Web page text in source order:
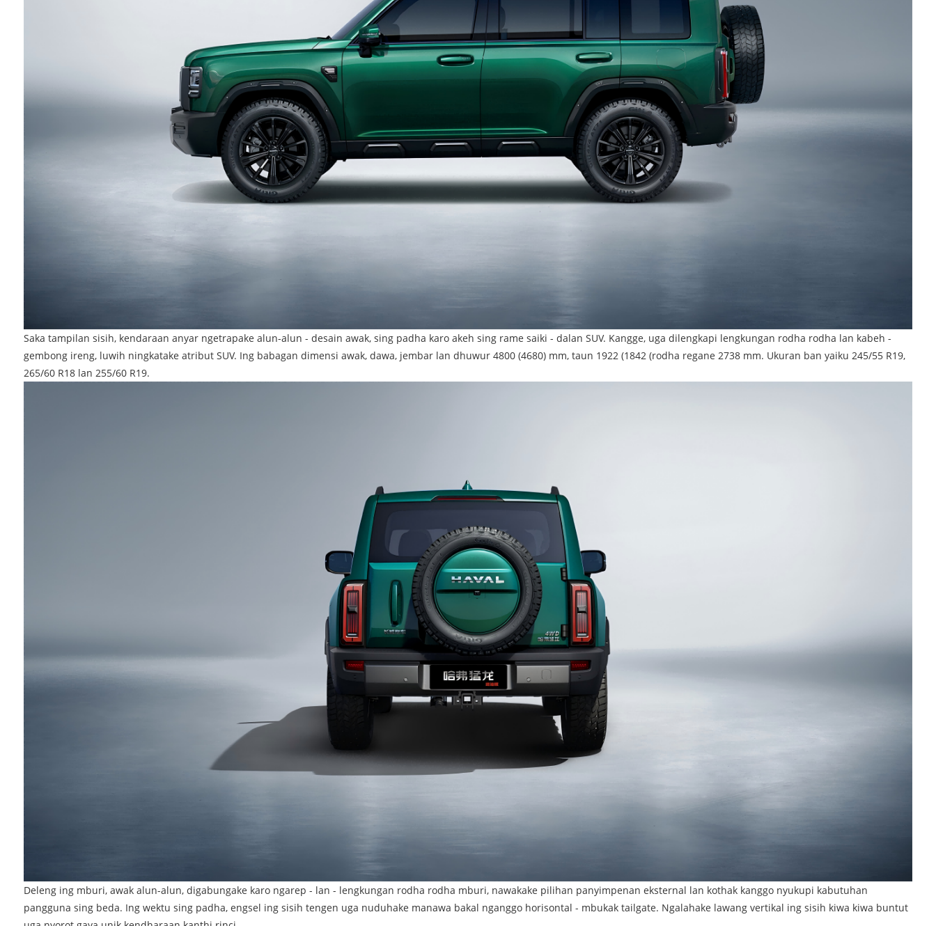
Saka tampilan sisih, kendaraan anyar ngetrapake alun-alun - desain awak, sing padha karo akeh sing rame saiki - dalan SUV. Kangge, uga dilengkapi lengkungan rodha rodha lan kabeh -
gembong ireng, luwih ningkatake atribut SUV. Ing babagan dimensi awak, dawa, jembar lan dhuwur 4800 (4680) mm, taun 1922 (1842 (rodha regane 2738 mm. Ukuran ban yaiku 245/55 R19,
265/60 R18 lan 255/60 R19.
Deleng ing mburi, awak alun-alun, digabungake karo ngarep - lan - lengkungan rodha rodha mburi, nawakake pilihan panyimpenan eksternal lan kothak kanggo nyukupi kabutuhan
pangguna sing beda. Ing wektu sing padha, engsel ing sisih tengen uga nuduhake manawa bakal nganggo horisontal - mbukak tailgate. Ngalahake lawang vertikal ing sisih kiwa kiwa buntut